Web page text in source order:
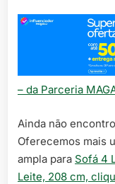
– da Parceria
Ainda não
Oferecemos mais
ampla para Sofá 4
Leite, 208 cm,